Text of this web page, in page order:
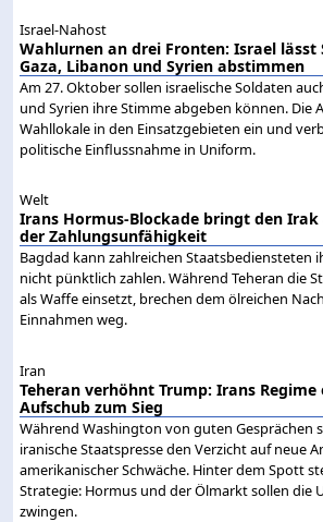
Israel-Nahost
Wahlurnen an drei Fronten: Israel lässt
Gaza, Libanon und Syrien abstimmen
Am 27. Oktober sollen israelische Soldaten
und Syrien ihre Stimme abgeben können. Die
Wahllokale in den Einsatzgebieten ein und
politische Einflussnahme in Uniform.
Welt
Irans Hormus-Blockade bringt den Irak
der Zahlungsunfähigkeit
Bagdad kann zahlreichen Staatsbediensteten
nicht pünktlich zahlen. Während Teheran die
als Waffe einsetzt, brechen dem ölreichen
Einnahmen weg.
Iran
Teheran verhöhnt Trump: Irans
Aufschub zum Sieg
Während Washington von guten Gesprächen
iranische Staatspresse den Verzicht auf neue
amerikanischer Schwäche. Hinter dem Spott
Strategie: Hormus und der Ölmarkt sollen die
zwingen.